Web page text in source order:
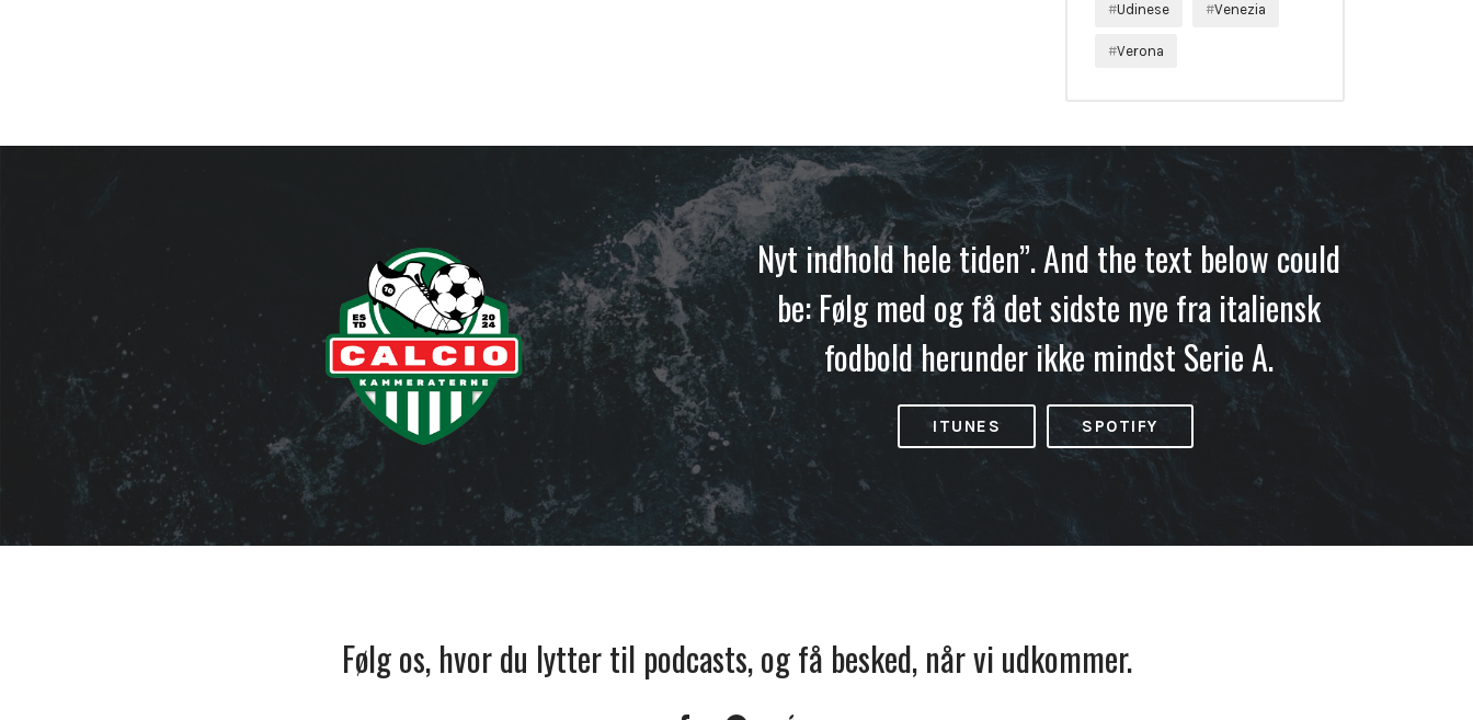
Udinese Venezia
Verona
Nyt indhold hele tiden”. And the text below could
be: Følg med og få det sidste nye fra italiensk
fodbold herunder ikke mindst Serie A.
ITUNES SPOTIFY
Følg os, hvor du lytter til podcasts, og få besked, når vi udkommer.
FacebookSpotify